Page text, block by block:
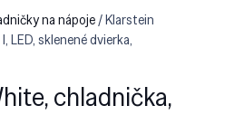
na nápoje/ Klarstein
LED, sklenené dvierka,
chladnička,